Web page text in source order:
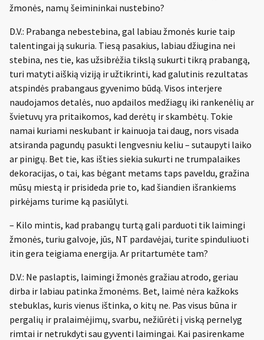
žmonės, namų šeimininkai nustebino?
D.V.: Prabanga nebestebina, gal labiau žmonės kurie taip
talentingai ją sukuria. Tiesą pasakius, labiau džiugina nei
stebina, nes tie, kas užsibrėžia tikslą sukurti tikrą prabangą,
turi matyti aiškią viziją ir užtikrinti, kad galutinis rezultatas
atspindės prabangaus gyvenimo būdą. Visos interjere
naudojamos detalės, nuo apdailos medžiagų iki rankenėlių ar
švietuvų yra pritaikomos, kad derėtų ir skambėtų. Tokie
namai kuriami neskubant ir kainuoja tai daug, nors visada
atsiranda pagundų pasukti lengvesniu keliu – sutaupyti laiko
ar pinigų. Bet tie, kas išties siekia sukurti ne trumpalaikes
dekoracijas, o tai, kas bėgant metams taps paveldu, gražina
mūsų miestą ir prisideda prie to, kad šiandien išrankiems
pirkėjams turime ką pasiūlyti.
– Kilo mintis, kad prabangų turtą gali parduoti tik laimingi
žmonės, turiu galvoje, jūs, NT pardavėjai, turite spinduliuoti
itin gera teigiama energija. Ar pritartumėte tam?
D.V.: Ne paslaptis, laimingi žmonės gražiau atrodo, geriau
dirba ir labiau patinka žmonėms. Bet, laimė nėra kažkoks
stebuklas, kuris vienus ištinka, o kitų ne. Pas visus būna ir
pergalių ir pralaimėjimų, svarbu, nežiūrėti į viską pernelyg
rimtai ir netrukdyti sau gyventi laimingai. Kai pasirenkame